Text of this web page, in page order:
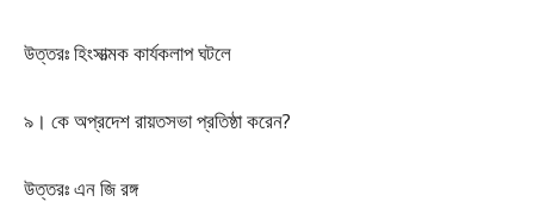
উত্তরঃ হিংসাত্মক কার্যকলাপ ঘটলে
৯। কে অপ্রদেশ রায়তসভা প্রতিষ্ঠা করেন?
উত্তরঃ এন জি রঙ্গ